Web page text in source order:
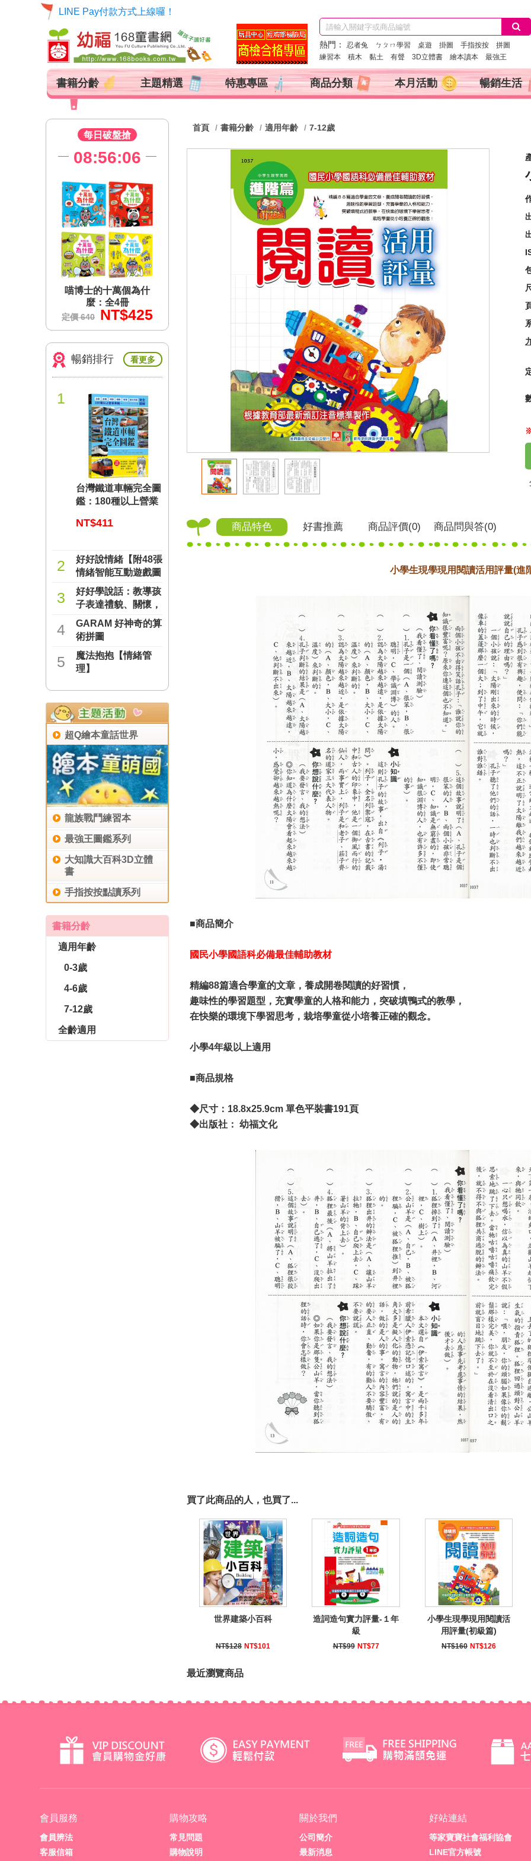
熱門： 忍者兔 ㄅㄆㄇ學習 桌遊 掛圖 手指按按 拼圖
練習本 積木 黏土 有聲 3D立體書 繪本讀本 最強王
LINE Pay付款方式上線囉！
書籍分齡 主題精選 特惠專區 商品分類 本月活動 暢銷生活
每日破盤搶
08:56:05
喵博士的十萬個為什
麼：全4冊
定價 640 NT$425
喵博士的十萬個為什
暢銷排行 看更多
1
台灣鐵道車輛完全圖
鑑：180種以上營業
NT$411
2
好好說情緒【附48張
情緒智能互動遊戲圖
卡】
NT$277
3
好好學說話：教導孩
子表達禮貌、關懷，
避免衝突的溝通方法
（附18張好人緣互動
遊戲圖卡）
NT$237
4
GARAM 好神奇的算
術拼圖
NT$221
5
魔法抱抱【情緒管
理】
NT$221
超Q繪本童話世界
龍族戰鬥練習本
最強王圖鑑系列
大知識大百科3D立體
書
手指按按點讀系列
書籍分齡
適用年齡
0-3歲
4-6歲
7-12歲
全齡適用
首頁 書籍分齡 適用年齡 7-12歲
商品特色 好書推薦 商品評價(0) 商品問與答(0)
小學生現學現用閱讀活用評量(進
■商品簡介
國民小學國語科必備最佳輔助教材
精編88篇適合學童的文章，養成開卷閱讀的好習慣，
趣味性的學習題型，充實學童的人格和能力，突破填鴨式的教學，
​在快樂的環境下學習思考，栽培學童從小培養正確的觀念。
小學4年級以上適用
■商品規格
◆尺寸：18.8x25.9cm 單色平裝書191頁
◆出版社： 幼福文化
買了此商品的人，也買了...
世界建築小百科
NT$128 NT$101
造詞造句實力評量-１年
級
NT$99 NT$77
小學生現學現用閱讀活
用評量(初級篇)
NT$160 NT$126
最近瀏覽商品
會員服務
會員辨法
客服信箱
購物攻略
常見問題
購物說明
關於我們
公司簡介
最新消息
好站連結
等家寶寶社會福利協會
LINE官方帳號